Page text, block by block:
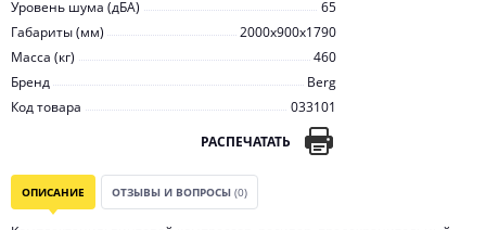
Уровень шума (дБА)
65
Габариты (мм)
2000x900x1790
Масса (кг)
460
Бренд
Berg
Код товара
033101
РАСПЕЧАТАТЬ
ОПИСАНИЕ ОТЗЫВЫ И ВОПРОСЫ (0)